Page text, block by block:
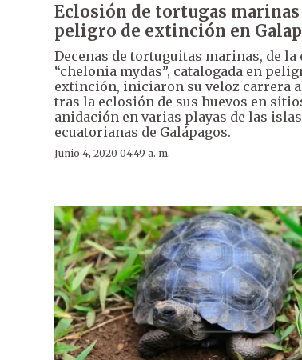
Eclosión de tortugas marinas
peligro de extinción en
Decenas de tortuguitas marinas, de la
“chelonia mydas”, catalogada en
extinción, iniciaron su veloz carrera
tras la eclosión de sus huevos en
anidación en varias playas de las islas
ecuatorianas de Galápagos.
Junio 4, 2020 04:49 a. m.